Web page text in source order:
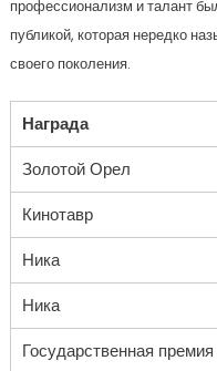
профессионализм и талант
публикой, которая нередко
своего поколения.
Награда
Золотой Орел
Кинотавр
Ника
Ника
Государственная